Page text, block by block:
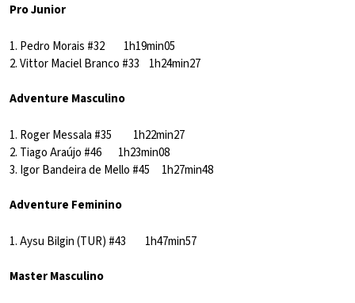
Pro Junior
1. Pedro Morais #32 1h19min05
2. Vittor Maciel Branco #33 1h24min27
Adventure Masculino
1. Roger Messala #35 1h22min27
2. Tiago Araújo #46 1h23min08
3. Igor Bandeira de Mello #45 1h27min48
Adventure Feminino
1. Aysu Bilgin (TUR) #43 1h47min57
Master Masculino